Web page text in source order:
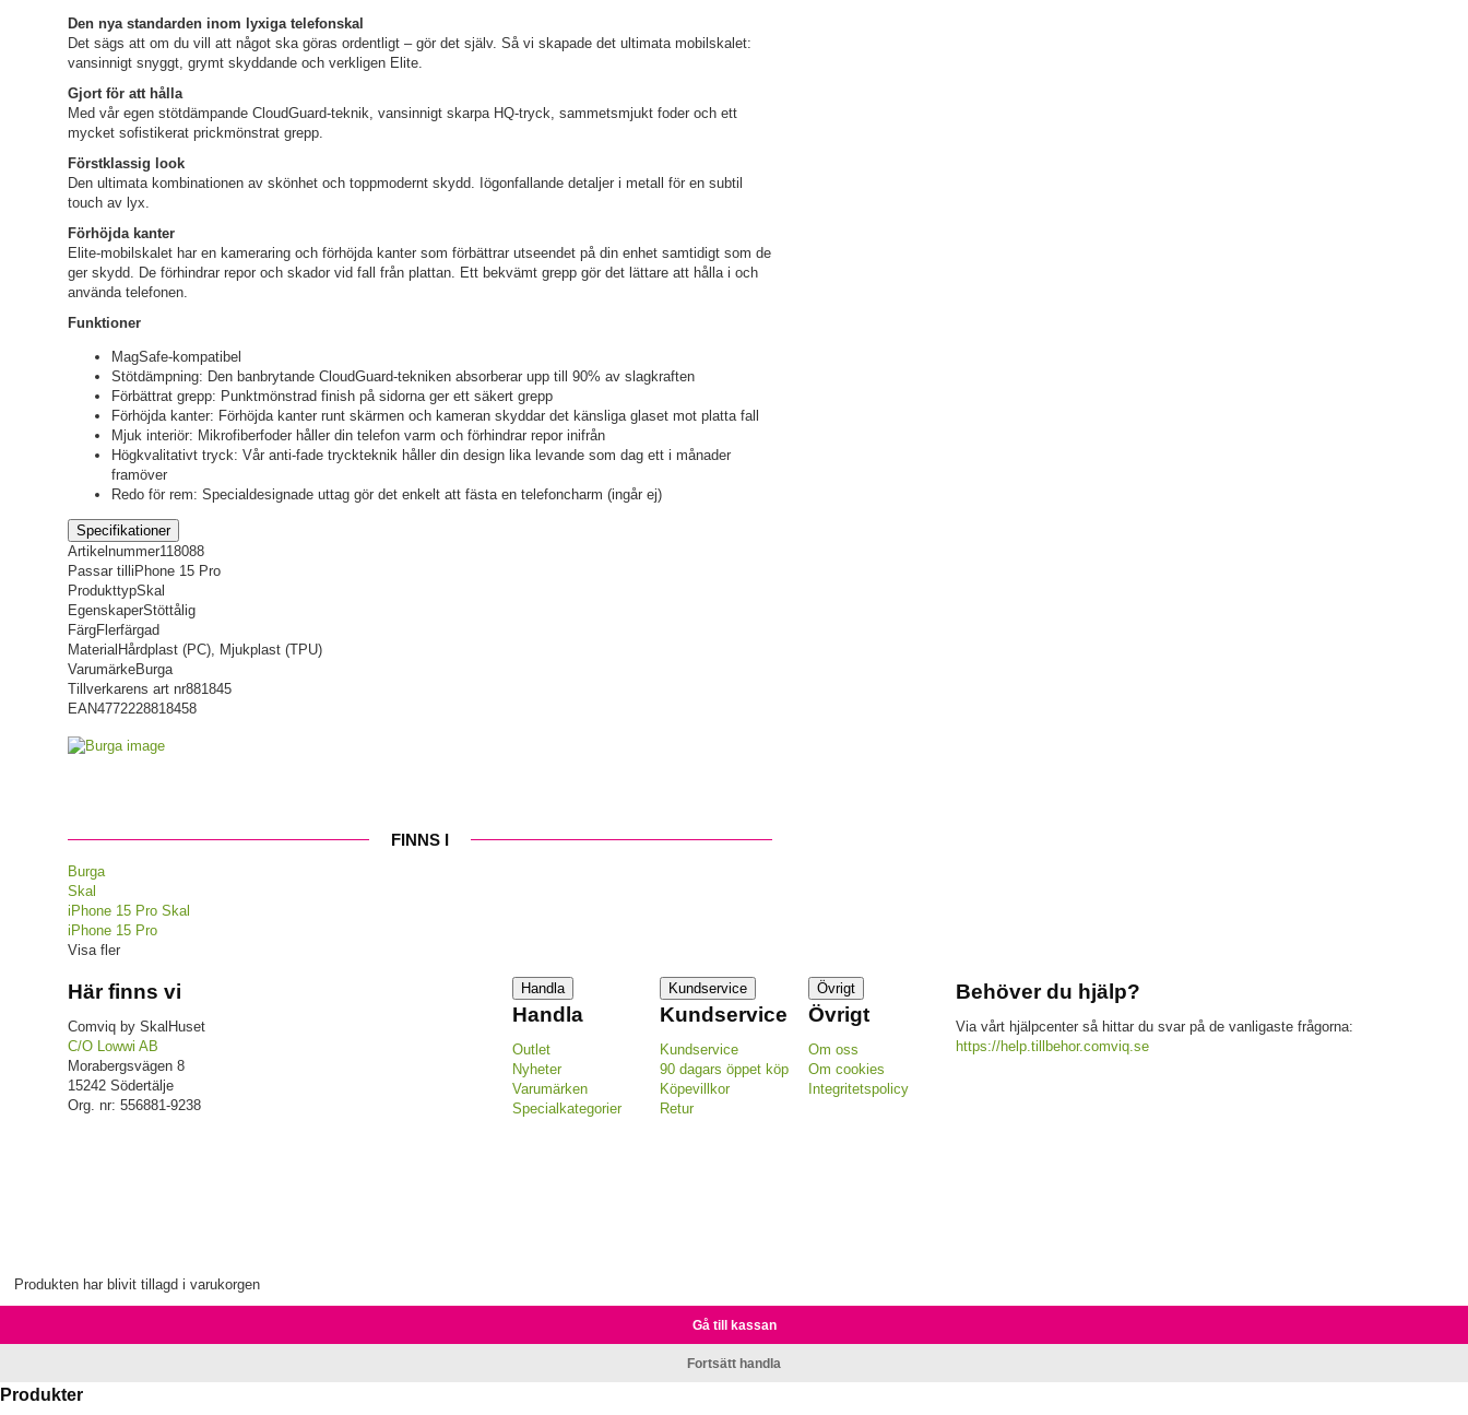
Den nya standarden inom lyxiga telefonskal
Det sägs att om du vill att något ska göras ordentligt – gör det själv. Så vi skapade det ultimata mobilskalet:
vansinnigt snyggt, grymt skyddande och verkligen Elite.
Gjort för att hålla
Med vår egen stötdämpande CloudGuard-teknik, vansinnigt skarpa HQ-tryck, sammetsmjukt foder och ett
mycket sofistikerat prickmönstrat grepp.
Förstklassig look
Den ultimata kombinationen av skönhet och toppmodernt skydd. Iögonfallande detaljer i metall för en subtil
touch av lyx.
Förhöjda kanter
Elite-mobilskalet har en kameraring och förhöjda kanter som förbättrar utseendet på din enhet samtidigt som de
ger skydd. De förhindrar repor och skador vid fall från plattan. Ett bekvämt grepp gör det lättare att hålla i och
använda telefonen.
Funktioner
MagSafe-kompatibel
Stötdämpning: Den banbrytande CloudGuard-tekniken absorberar upp till 90% av slagkraften
Förbättrat grepp: Punktmönstrad finish på sidorna ger ett säkert grepp
Förhöjda kanter: Förhöjda kanter runt skärmen och kameran skyddar det känsliga glaset mot platta fall
Mjuk interiör: Mikrofiberfoder håller din telefon varm och förhindrar repor inifrån
Högkvalitativt tryck: Vår anti-fade tryckteknik håller din design lika levande som dag ett i månader
framöver
Redo för rem: Specialdesignade uttag gör det enkelt att fästa en telefoncharm (ingår ej)
Specifikationer
Artikelnummer118088
Passar till iPhone 15 Pro
ProdukttypSkal
EgenskaperStöttålig
FärgFlerfärgad
Material Hårdplast (PC), Mjukplast (TPU)
VarumärkeBurga
Tillverkarens art nr881845
EAN4772228818458
FINNS I
Burga
Skal
iPhone 15 Pro Skal
iPhone 15 Pro
Visa fler
Här finns vi
Comviq by SkalHuset
C/O Lowwi AB
Morabergsvägen 8
15242 Södertälje
Org. nr: 556881-9238
Handla
Handla
Outlet
Nyheter
Varumärken
Specialkategorier
Kundservice
Kundservice
Kundservice
90 dagars öppet köp
Köpevillkor
Retur
Övrigt
Övrigt
Om oss
Om cookies
Integritetspolicy
Behöver du hjälp?
Via vårt hjälpcenter så hittar du svar på de vanligaste frågorna:
https://help.tillbehor.comviq.se
Produkten har blivit tillagd i varukorgen
Gå till kassan
Fortsätt handla
Produkter